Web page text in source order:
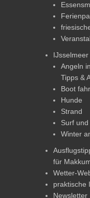
IJsselmeer
Angeln
Tipps &
Boot
Hunde
Strand
Surf und
Winter
für
Wetter-
praktische
Newsletter